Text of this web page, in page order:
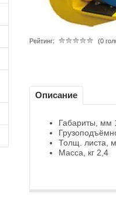
Рейтинг: (0
Описание
Габариты, мм
Толщ. листа,
Масса, кг 2,4